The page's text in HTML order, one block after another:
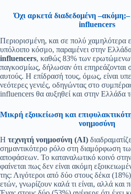
Όχι αρκετά διαδεδομένη
influencers
Περιορισμένη, και σε πολύ χαμηλότερα
υπόλοιπο κόσμο, παραμένει στην
influencers, καθώς 83% των
παγκοσμίως, δήλωσαν ότι επηρεάζονται
αυτούς. Η επίδρασή τους, όμως, είναι
νεότερες γενιές, οδηγώντας στο
influencers θα αυξηθεί και στην Ελλάδα
Μικρή εξοικείωση και
νοημοσύνη
Η τεχνητή νοημοσύνη (AI)
σημαντικότερο ρόλο στη διαμόρφωση
αποφάσεων. Το καταναλωτικό κοινό
φαίνεται πως δεν είναι ακόμη
της: Λιγότεροι από δύο στους δέκα
ετών, γνωρίζουν καλά τι είναι, αλλά και